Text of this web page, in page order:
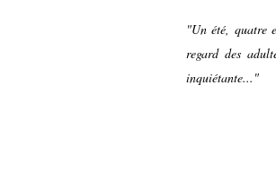
"Un été, quatre
regard des
inquiétante..."